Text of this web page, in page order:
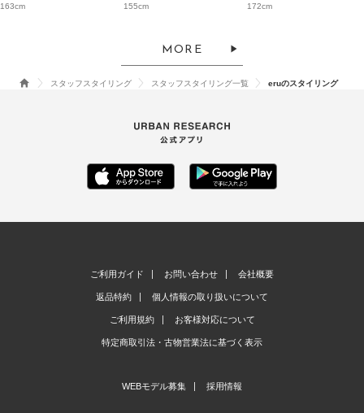
163cm
155cm
172cm
MORE
スタッフスタイリング スタッフスタイリング一覧 eruのスタイリング
ご利用ガイド お問い合わせ 会社概要
返品特約 個人情報の取り扱いについて
ご利用規約 お客様対応について
特定商取引法・古物営業法に基づく表示
WEBモデル募集 採用情報